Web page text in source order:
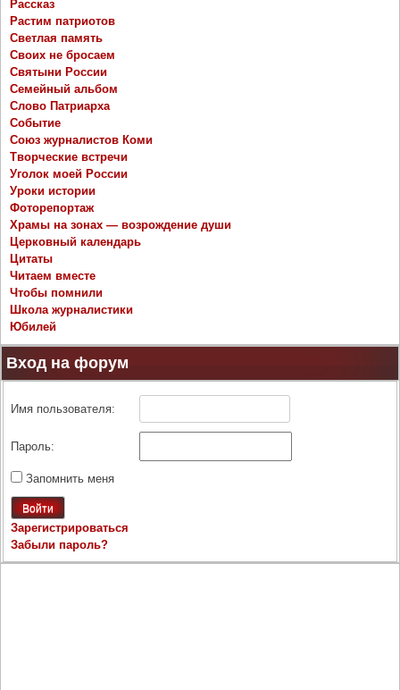
Рассказ
Растим патриотов
Светлая память
Своих не бросаем
Святыни России
Семейный альбом
Слово Патриарха
Событие
Союз журналистов Коми
Творческие встречи
Уголок моей России
Уроки истории
Фоторепортаж
Храмы на зонах — возрождение души
Церковный календарь
Цитаты
Читаем вместе
Чтобы помнили
Школа журналистики
Юбилей
Вход на форум
Имя пользователя:
Пароль:
Запомнить меня
Войти
Зарегистрироваться
Забыли пароль?